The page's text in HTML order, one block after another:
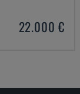
22.000 €